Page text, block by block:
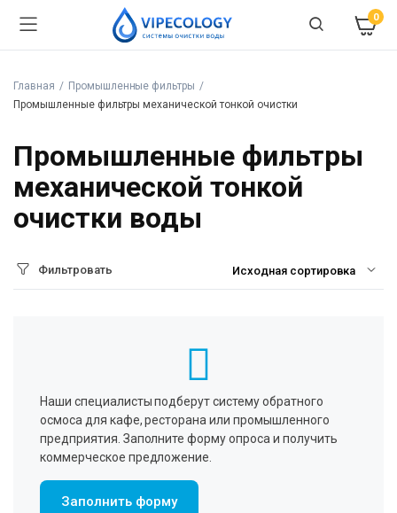
0
Главная
Промышленные фильтры
Промышленные фильтры механической тонкой очистки
Промышленные фильтры
механической тонкой
очистки воды
Фильтровать
Наши специалисты подберут систему обратного
осмоса для кафе, ресторана или промышленного
предприятия. Заполните форму опроса и получить
коммерческое предложение.
Заполнить форму